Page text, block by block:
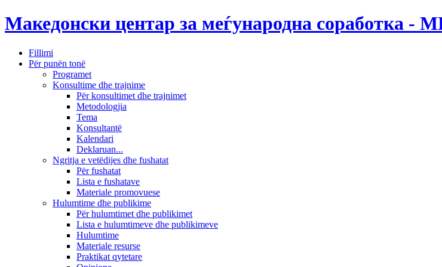
Македонски центар за меѓународна соработка -
Fillimi
Për punën tonë
Programet
Konsultime dhe trajnime
Për konsultimet dhe trajnimet
Metodologjia
Tema
Konsultantë
Kalendari
Deklaruan...
Ngritja e vetëdijes dhe fushatat
Për fushatat
Lista e fushatave
Materiale promovuese
Hulumtime dhe publikime
Për hulumtimet dhe publikimet
Lista e hulumtimeve dhe publikimeve
Hulumtime
Materiale resurse
Praktikat qytetare